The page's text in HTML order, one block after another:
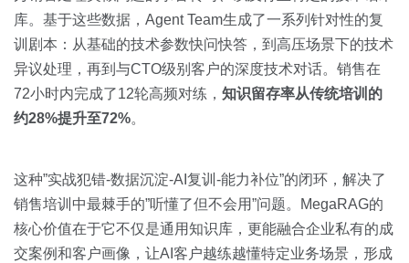
库。基于这些数据，Agent Team生成了一系列针对性的复
训剧本：从基础的技术参数快问快答，到高压场景下的技术
异议处理，再到与CTO级别客户的深度技术对话。销售在
72小时内完成了12轮高频对练， 知识留存率从传统培训的
约28%提升至72%。
这种”实战犯错-数据沉淀-AI复训-能力补位”的闭环，解决了
销售培训中最棘手的”听懂了但不会用”问题。MegaRAG的
核心价值在于它不仅是通用知识库，更能融合企业私有的成
交案例和客户画像，让AI客户越练越懂特定业务场景，形成